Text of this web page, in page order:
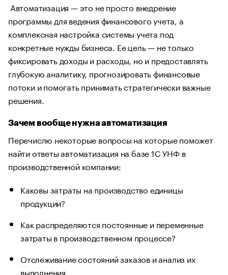
Автоматизация — это не просто внедрение
программы для ведения финансового учета, а
комплексная настройка системы учета под
конкретные нужды бизнеса. Ее цель — не только
фиксировать доходы и расходы, но и предоставлять
глубокую аналитику, прогнозировать финансовые
потоки и помогать принимать стратегически важные
решения.
Зачем вообще нужна автоматизация
Перечислю некоторые вопросы на которые поможет
найти ответы автоматизация на базе 1С УНФ в
производственной компании:
Каковы затраты на производство единицы
продукции?
Как распределяются постоянные и переменные
затраты в производственном процессе?
Отслеживание состояний заказов и анализ их
выполнения.